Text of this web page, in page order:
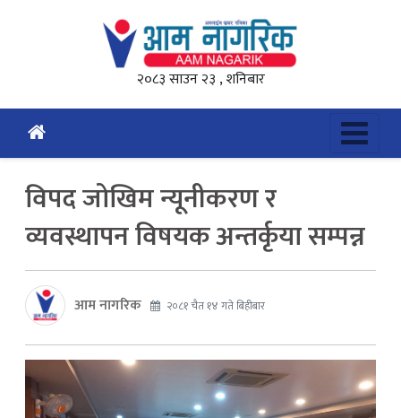
२०८३ साउन २३ , शनिबार
विपद जोखिम न्यूनीकरण र
व्यवस्थापन विषयक अन्तर्कृया सम्पन्न
आम नागरिक २०८१ चैत १४ गते बिहीबार